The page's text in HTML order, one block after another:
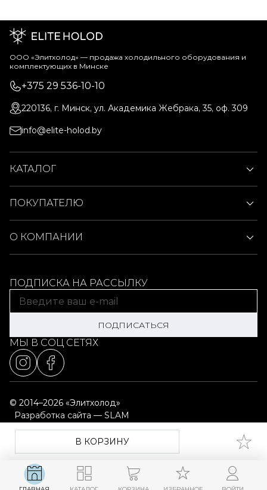
В КОРЗИНУ
ООО «Элитхолод» ― продажа холодильного оборудования и
комплектующих в Минске
+375 29 536-10-10
220136, г. Минск, ул. Академика Жебрака, 35, оф. 309
info@elite-holod.by
КАТАЛОГ
ПОКУПАТЕЛЮ
О КОМПАНИИ
ПОДПИСКА НА РАССЫЛКУ
ПОДПИСАТЬСЯ
МЫ В СОЦ СЕТЯХ
© 2014–2026 «Элитхолод»
Разработка сайта — SLAM
Выбор настроек cookie